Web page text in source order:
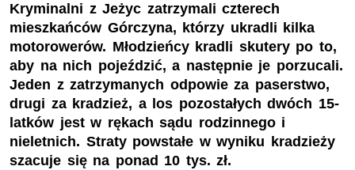
Kryminalni z Jeżyc zatrzymali czterech
mieszkańców Górczyna, którzy ukradli kilka
motorowerów. Młodzieńcy kradli skutery po to,
aby na nich pojeździć, a następnie je porzucali.
Jeden z zatrzymanych odpowie za paserstwo,
drugi za kradzież, a los pozostałych dwóch 15-
latków jest w rękach sądu rodzinnego i
nieletnich. Straty powstałe w wyniku kradzieży
szacuje się na ponad 10 tys. zł.